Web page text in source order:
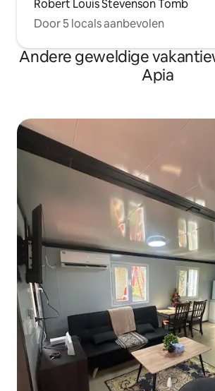
Robert Louis Stevenson Tomb
Door 5 locals aanbevolen
Andere geweldige
Apia